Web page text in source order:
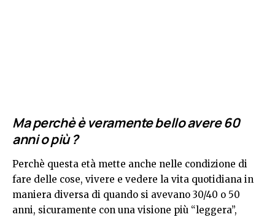
Ma perchè è veramente bello avere 60
anni o più ?
Perchè questa età mette anche nelle condizione di
fare delle cose, vivere e vedere la vita quotidiana in
maniera diversa di quando si avevano 30/40 o 50
anni, sicuramente con una visione più “leggera”,